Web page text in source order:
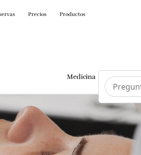
Precios Productos
Medicina